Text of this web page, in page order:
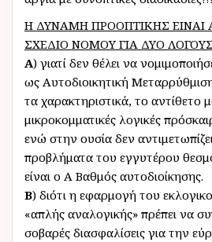
Η ΔΥΝΑΜΗ ΠΡΟΟΠΤΙΚΗΣ ΕΙΝΑΙ
ΣΧΕΔΙΟ ΝΟΜΟΥ ΓΙΑ ΔΥΟ
Α) γιατί δεν θέλει να
ως Αυτοδιοικητική
τα χαρακτηριστικά, το αντίθετο
μικροκομματικές λογικές
ενώ στην ουσία δεν
προβλήματα του εγγυτέρου
είναι ο Α Βαθμός αυτοδιοίκησης.
Β) διότι η εφαρμογή του
«απλής αναλογικής» πρέπει να
σοβαρές διασφαλίσεις για την